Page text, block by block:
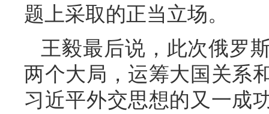
题上采取的正当立场。
王毅最后说，此次俄罗
两个大局，运筹大国关系
习近平外交思想的又一成